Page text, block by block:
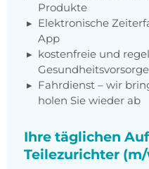
Produkte
Elektronische
App
kostenfreie und
Fahrdienst – wir
holen Sie wieder ab
Ihre täglichen
Teilezurichter